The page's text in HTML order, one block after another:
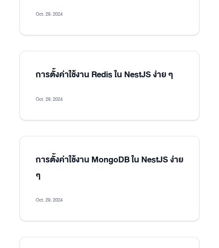
Oct. 29, 2024
การตั้งค่าใช้งาน Redis ใน NestJS ง่าย ๆ
Oct. 29, 2024
การตั้งค่าใช้งาน MongoDB ใน NestJS ง่าย
ๆ
Oct. 29, 2024